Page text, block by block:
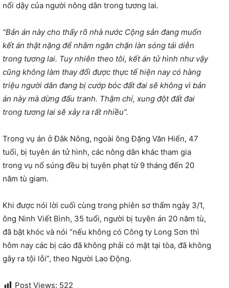
nổi dậy của người nông dân trong tương lai.
“Bản án này cho thấy rõ nhà nước Cộng sản đang muốn
kết án thật nặng để nhằm ngăn chặn làn sóng tái diễn
trong tương lai. Tuy nhiên theo tôi, kết án tử hình như vậy
cũng không làm thay đổi được thực tế hiện nay có hàng
triệu người dân đang bị cướp bóc đất đai sẽ không vì bản
án này mà dừng đấu tranh. Thậm chí, xung đột đất đai
trong tương lai sẽ xảy ra rất nhiều”.
Trong vụ án ở Đắk Nông, ngoài ông Đặng Văn Hiến, 47
tuổi, bị tuyên án tử hình, các nông dân khác tham gia
trong vụ nổ súng đều bị tuyên phạt từ 9 tháng đến 20
năm tù giam.
Khi được nói lời cuối cùng trong phiên sơ thẩm ngày 3/1,
ông Ninh Viết Bình, 35 tuổi, người bị tuyên án 20 năm tù,
đã bật khóc và nói “nếu không có Công ty Long Sơn thì
hôm nay các bị cáo đã không phải có mặt tại tòa, đã không
gây ra tội lỗi”, theo Người Lao Động.
Post Views: 522